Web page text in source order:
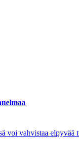
voi vahvistaa elpyvää